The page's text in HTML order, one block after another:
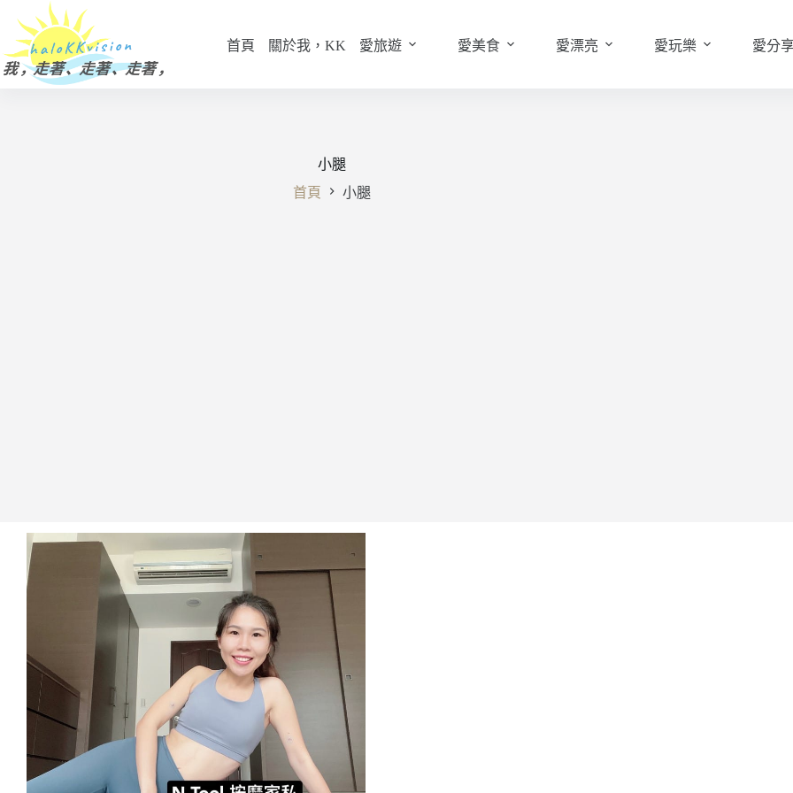
主
要
首頁 關於我，KK 愛旅遊 愛美食 愛漂亮 愛玩樂 愛分
小腿
首頁
小腿